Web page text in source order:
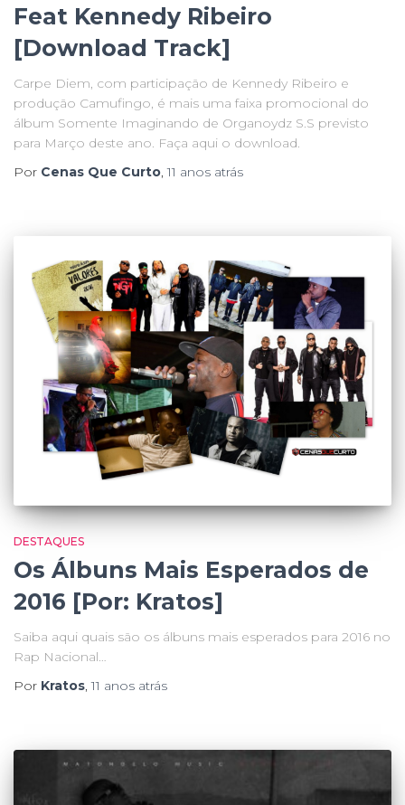
Feat Kennedy Ribeiro
[Download Track]
Carpe Diem, com participação de Kennedy Ribeiro e
produção Camufingo, é mais uma faixa promocional do
álbum Somente Imaginando de Organoydz S.S previsto
para Março deste ano. Faça aqui o download.
Por Cenas Que Curto,11 anos atrás
DESTAQUES
Os Álbuns Mais Esperados de
2016 [Por: Kratos]
Saiba aqui quais são os álbuns mais esperados para 2016 no
Rap Nacional…
Por Kratos,11 anos atrás